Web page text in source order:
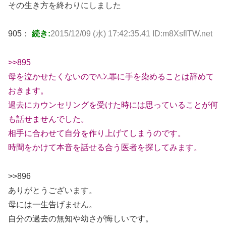
その生き方を終わりにしました
905： 続き:2015/12/09 (水) 17:42:35.41 ID:m8XsflTW.net
>>895
母を泣かせたくないのでﾊ.ﾝ.罪に手を染めることは辞めて
おきます。
過去にカウンセリングを受けた時には思っていることが何
も話せませんでした。
相手に合わせて自分を作り上げてしまうのです。
時間をかけて本音を話せる合う医者を探してみます。
>>896
ありがとうございます。
母には一生告げません。
自分の過去の無知や幼さが悔しいです。